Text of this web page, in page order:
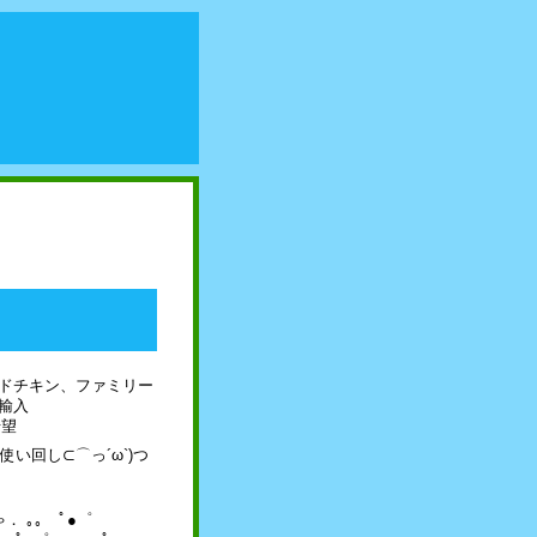
チキン、ファミリー
入
い回し⊂⌒っ´ω`)つ
ゃ． ｡｡ ﾟ●゜